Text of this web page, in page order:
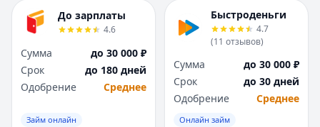
До зарплаты
4.6
Сумма
до 30 000 ₽
Срок
до 180 дней
Одобрение
Среднее
Займ онлайн
Быстроденьги
4.7
(11 отзывов)
Сумма
до 30 000 ₽
Срок
до 30 дней
Одобрение
Среднее
Онлайн займ